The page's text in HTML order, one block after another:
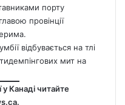
порту
провінції
відбувається на тлі
мит на
Канаді читайте
.